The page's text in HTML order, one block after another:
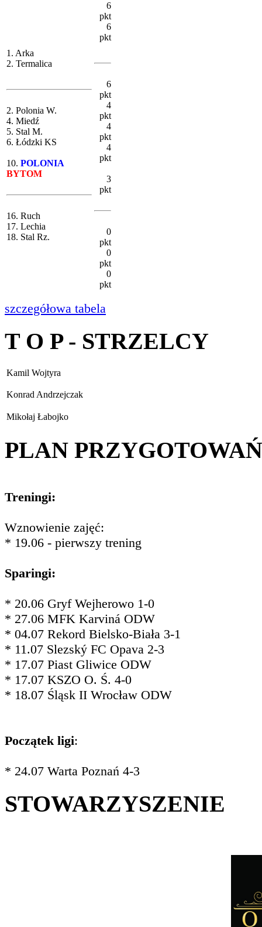
1. Arka
2. Termalica
2. Polonia W.
4. Miedź
5. Stal M.
6. Łódzki KS
10. POLONIA
BYTOM
16. Ruch
17. Lechia
18. Stal Rz.
6
pkt
6
pkt
6
pkt
4
pkt
4
pkt
4
pkt
3
pkt
0
pkt
0
pkt
0
pkt
szczegółowa tabela
T O P - STRZELCY
Kamil Wojtyra
Konrad Andrzejczak
Mikołaj Łabojko
PLAN PRZYGOTOWAŃ
Treningi:
Wznowienie zajęć:
* 19.06 - pierwszy trening
Sparingi:
* 20.06 Gryf Wejherowo 1-0
* 27.06 MFK Karviná ODW
* 04.07 Rekord Bielsko-Biała 3-1
* 11.07 Slezský FC Opava 2-3
* 17.07 Piast Gliwice ODW
* 17.07 KSZO O. Ś. 4-0
* 18.07 Śląsk II Wrocław ODW
Początek ligi:
* 24.07 Warta Poznań 4-3
STOWARZYSZENIE